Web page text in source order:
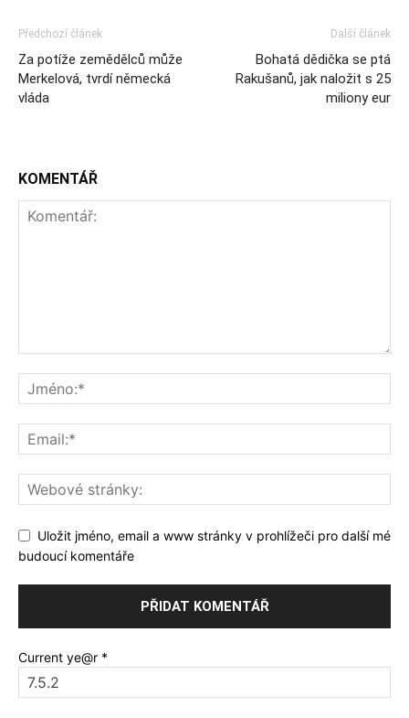
Předchozí článek
Za potíže zemědělců může
Merkelová, tvrdí německá
vláda
Další článek
Bohatá dědička se ptá
Rakušanů, jak naložit s 25
miliony eur
KOMENTÁŘ
Uložit jméno, email a www stránky v prohlížeči pro další mé
budoucí komentáře
Current ye@r *